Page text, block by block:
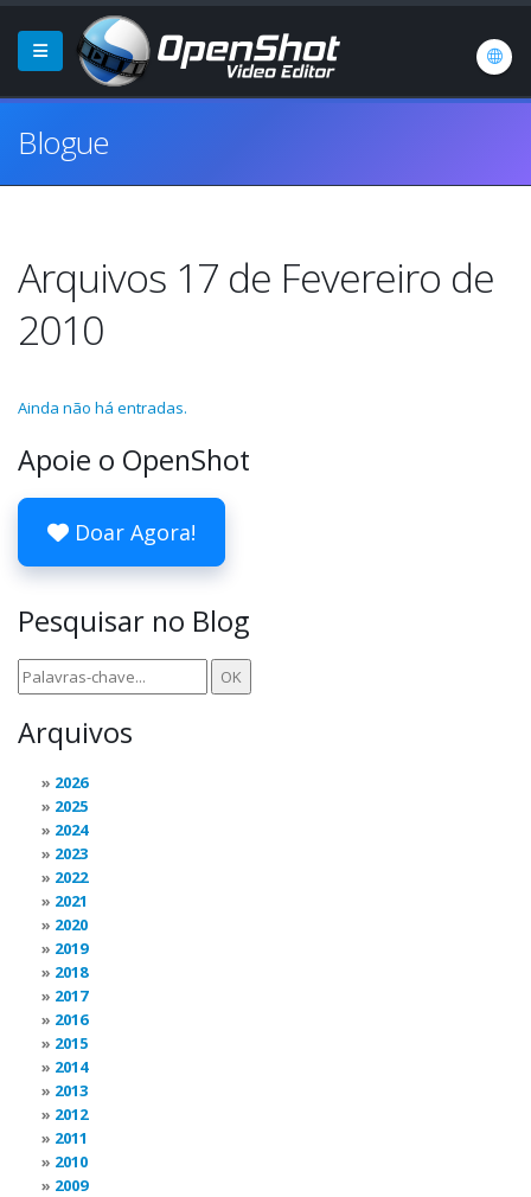
Blogue
Arquivos 17 de Fevereiro de
2010
Ainda não há entradas.
Apoie o OpenShot
Doar Agora!
Pesquisar no Blog
Arquivos
2026
2025
2024
2023
2022
2021
2020
2019
2018
2017
2016
2015
2014
2013
2012
2011
2010
2009